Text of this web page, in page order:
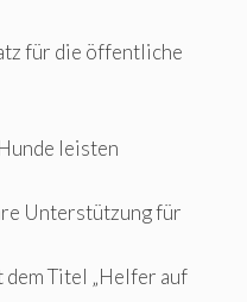
für die öffentliche
leisten
Unterstützung für
Titel „Helfer auf